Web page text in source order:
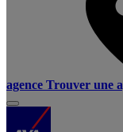
agence Trouver une